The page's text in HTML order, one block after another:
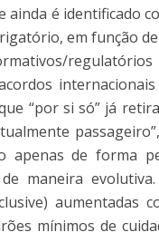
ainda é identificado
em função
internacionais
“por si só” já
apenas de forma
maneira
aumentadas
mínimos de